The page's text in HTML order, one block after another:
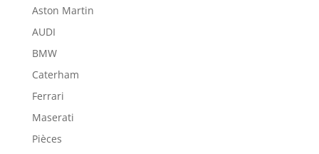
Aston Martin
AUDI
BMW
Caterham
Ferrari
Maserati
Pièces